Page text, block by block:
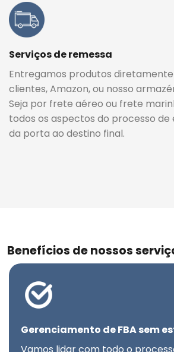
Serviços de remessa
Entregamos produtos
clientes, Amazon, ou nosso
Seja por frete aéreo ou frete
todos os aspectos do processo de
da porta ao destino final.
Benefícios de nossos
Gerenciamento de FBA sem